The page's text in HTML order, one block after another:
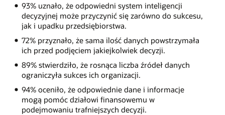
93% uznało, że odpowiedni system inteligencji
decyzyjnej może przyczynić się zarówno do sukcesu,
jak i upadku przedsiębiorstwa.
72% przyznało, że sama ilość danych powstrzymała
ich przed podjęciem jakiejkolwiek decyzji.
89% stwierdziło, że rosnąca liczba źródeł danych
ograniczyła sukces ich organizacji.
94% oceniło, że odpowiednie dane i informacje
mogą pomóc działowi finansowemu w
podejmowaniu trafniejszych decyzji.